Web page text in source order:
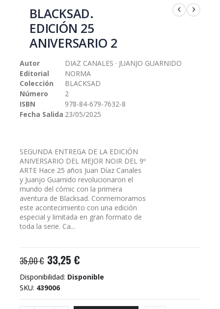
comienzo
galería
imágenes
BLACKSAD.
EDICIÓN 25
ANIVERSARIO 2
Autor
DIAZ CANALES · JUANJO GUARNIDO
Editorial
NORMA
Colección
BLACKSAD
Número
2
ISBN
978-84-679-7632-8
Fecha Salida 23/05/2025
SEGUNDA ENTREGA DE LA EDICIÓN
ANIVERSARIO DEL MEJOR NOIR DEL 9º
ARTE Hace 25 años Juan Díaz Canales
y Juanjo Guarnido revolucionaron el
mundo del cómic con la primera
aventura de Blacksad. Conmemoramos
este acontecimiento con una edición
especial y limitada en gran formato de
toda la serie. Ca...
35,00 € 33,25 €
Disponibilidad: Disponible
SKU 439006